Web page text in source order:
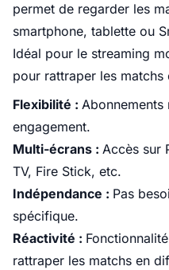
permet de regarder les
smartphone, tablette ou
Idéal pour le streaming
pour rattraper les matchs
Flexibilité : Abonnements
engagement.
Multi-écrans : Accès sur
TV, Fire Stick, etc.
Indépendance : Pas
spécifique.
Réactivité :
rattraper les matchs en